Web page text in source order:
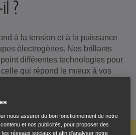
?
à la tension et à la puissance
électrogènes. Nos brillants
différentes technologies pour
qui répond le mieux à vos
nous assurer du bon fonctionnement de notre
et nos publicités, pour proposer des
réseaux sociaux et afin d’analyser notre